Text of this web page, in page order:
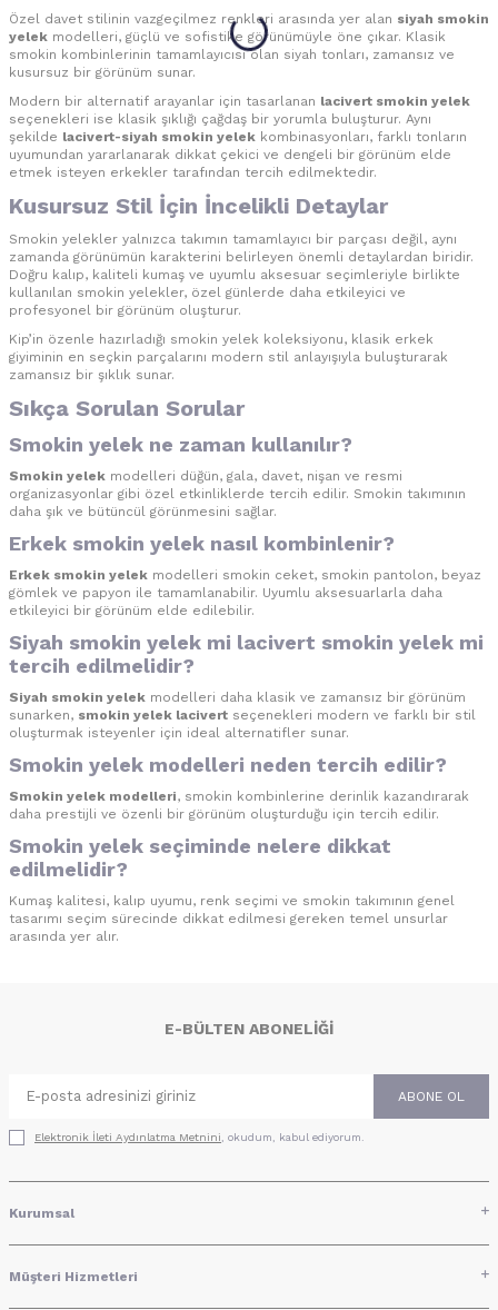
Özel davet stilinin vazgeçilmez renkleri arasında yer alan siyah smokin
yelek modelleri, güçlü ve sofistike görünümüyle öne çıkar. Klasik
smokin kombinlerinin tamamlayıcısı olan siyah tonları, zamansız ve
kusursuz bir görünüm sunar.
Modern bir alternatif arayanlar için tasarlanan lacivert smokin yelek
seçenekleri ise klasik şıklığı çağdaş bir yorumla buluşturur. Aynı
şekilde lacivert-siyah smokin yelek kombinasyonları, farklı tonların
uyumundan yararlanarak dikkat çekici ve dengeli bir görünüm elde
etmek isteyen erkekler tarafından tercih edilmektedir.
Kusursuz Stil İçin İncelikli Detaylar
Smokin yelekler yalnızca takımın tamamlayıcı bir parçası değil, aynı
zamanda görünümün karakterini belirleyen önemli detaylardan biridir.
Doğru kalıp, kaliteli kumaş ve uyumlu aksesuar seçimleriyle birlikte
kullanılan smokin yelekler, özel günlerde daha etkileyici ve
profesyonel bir görünüm oluşturur.
Kip’in özenle hazırladığı smokin yelek koleksiyonu, klasik erkek
giyiminin en seçkin parçalarını modern stil anlayışıyla buluşturarak
zamansız bir şıklık sunar.
Sıkça Sorulan Sorular
Smokin yelek ne zaman kullanılır?
Smokin yelek modelleri düğün, gala, davet, nişan ve resmi
organizasyonlar gibi özel etkinliklerde tercih edilir. Smokin takımının
daha şık ve bütüncül görünmesini sağlar.
Erkek smokin yelek nasıl kombinlenir?
Erkek smokin yelek modelleri smokin ceket, smokin pantolon, beyaz
gömlek ve papyon ile tamamlanabilir. Uyumlu aksesuarlarla daha
etkileyici bir görünüm elde edilebilir.
Siyah smokin yelek mi lacivert smokin yelek mi
tercih edilmelidir?
Siyah smokin yelek modelleri daha klasik ve zamansız bir görünüm
sunarken, smokin yelek lacivert seçenekleri modern ve farklı bir stil
oluşturmak isteyenler için ideal alternatifler sunar.
Smokin yelek modelleri neden tercih edilir?
Smokin yelek modelleri, smokin kombinlerine derinlik kazandırarak
daha prestijli ve özenli bir görünüm oluşturduğu için tercih edilir.
Smokin yelek seçiminde nelere dikkat
edilmelidir?
Kumaş kalitesi, kalıp uyumu, renk seçimi ve smokin takımının genel
tasarımı seçim sürecinde dikkat edilmesi gereken temel unsurlar
arasında yer alır.
E-BÜLTEN ABONELIĞI
ABONE OL
Elektronik İleti Aydınlatma Metni‌ni , okudum, kabul ediyorum.
Kurumsal
Müşteri Hizmetleri